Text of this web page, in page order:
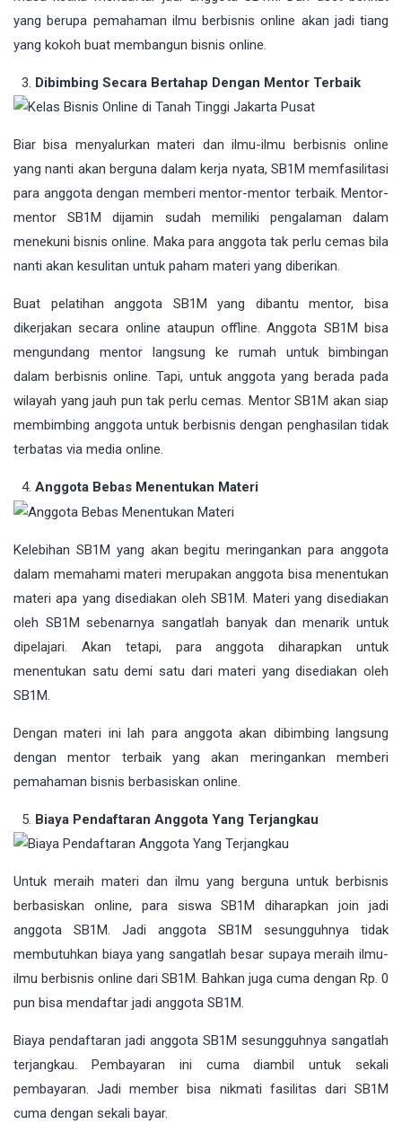
yang berupa pemahaman ilmu berbisnis online akan jadi tiang
yang kokoh buat membangun bisnis online.
Dibimbing Secara Bertahap Dengan Mentor Terbaik
Biar bisa menyalurkan materi dan ilmu-ilmu berbisnis online
yang nanti akan berguna dalam kerja nyata, SB1M memfasilitasi
para anggota dengan memberi mentor-mentor terbaik. Mentor-
mentor SB1M dijamin sudah memiliki pengalaman dalam
menekuni bisnis online. Maka para anggota tak perlu cemas bila
nanti akan kesulitan untuk paham materi yang diberikan.
Buat pelatihan anggota SB1M yang dibantu mentor, bisa
dikerjakan secara online ataupun offline. Anggota SB1M bisa
mengundang mentor langsung ke rumah untuk bimbingan
dalam berbisnis online. Tapi, untuk anggota yang berada pada
wilayah yang jauh pun tak perlu cemas. Mentor SB1M akan siap
membimbing anggota untuk berbisnis dengan penghasilan tidak
terbatas via media online.
Anggota Bebas Menentukan Materi
Kelebihan SB1M yang akan begitu meringankan para anggota
dalam memahami materi merupakan anggota bisa menentukan
materi apa yang disediakan oleh SB1M. Materi yang disediakan
oleh SB1M sebenarnya sangatlah banyak dan menarik untuk
dipelajari. Akan tetapi, para anggota diharapkan untuk
menentukan satu demi satu dari materi yang disediakan oleh
SB1M.
Dengan materi ini lah para anggota akan dibimbing langsung
dengan mentor terbaik yang akan meringankan memberi
pemahaman bisnis berbasiskan online.
Biaya Pendaftaran Anggota Yang Terjangkau
Untuk meraih materi dan ilmu yang berguna untuk berbisnis
berbasiskan online, para siswa SB1M diharapkan join jadi
anggota SB1M. Jadi anggota SB1M sesungguhnya tidak
membutuhkan biaya yang sangatlah besar supaya meraih ilmu-
ilmu berbisnis online dari SB1M. Bahkan juga cuma dengan Rp. 0
pun bisa mendaftar jadi anggota SB1M.
Biaya pendaftaran jadi anggota SB1M sesungguhnya sangatlah
terjangkau. Pembayaran ini cuma diambil untuk sekali
pembayaran. Jadi member bisa nikmati fasilitas dari SB1M
cuma dengan sekali bayar.